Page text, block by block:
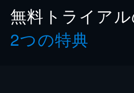
無料トライア
2つの特典